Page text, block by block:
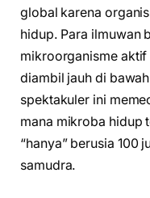
global karena
hidup. Para ilmuwan
mikroorganisme aktif
diambil jauh di
spektakuler ini
mana mikroba hidup
“hanya” berusia 100
samudra.